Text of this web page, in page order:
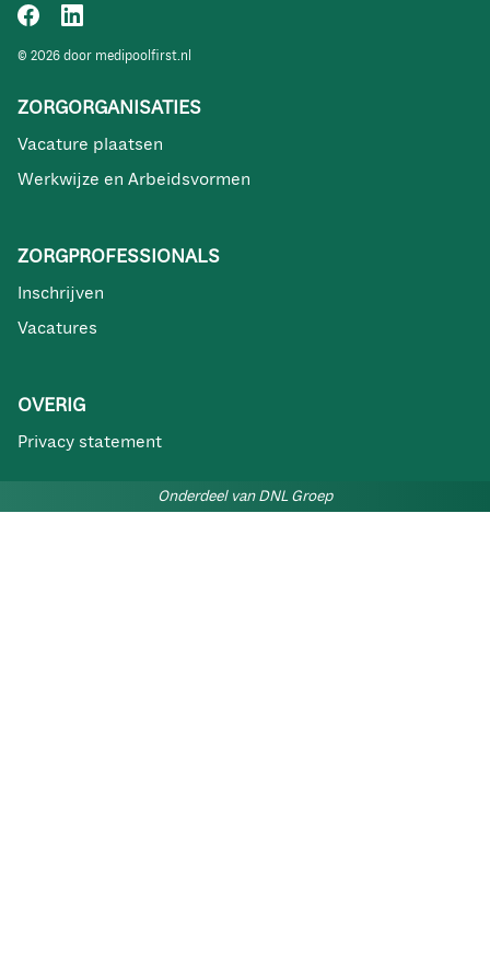
© 2026 door medipoolfirst.nl
ZORGORGANISATIES
Vacature plaatsen
Werkwijze en Arbeidsvormen
ZORGPROFESSIONALS
Inschrijven
Vacatures
OVERIG
Privacy statement
Onderdeel van DNL Groep